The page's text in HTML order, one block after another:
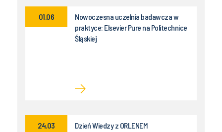
Nowoczesna uczelnia badawcza w
praktyce: Elsevier Pure na Politechnice
Śląskiej
01.06
Dzień Wiedzy z ORLENEM
24.03